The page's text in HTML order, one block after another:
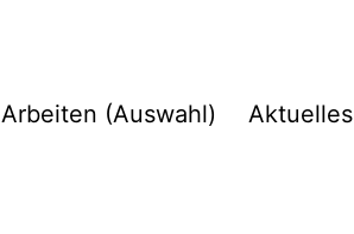
Arbeiten (Auswahl) Aktuelles